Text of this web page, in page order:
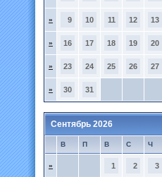
» 9 10 11 12 13
» 16 17 18 19 20
» 23 24 25 26 27
» 30 31
Сентябрь 2026
В П В С Ч
» 1 2 3